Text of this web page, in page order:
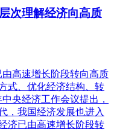
次理解经济向高质
高速增长阶段转向高质
式、优化经济结构、转
央经济工作会议提出，
，我国经济发展也进入
济已由高速增长阶段转